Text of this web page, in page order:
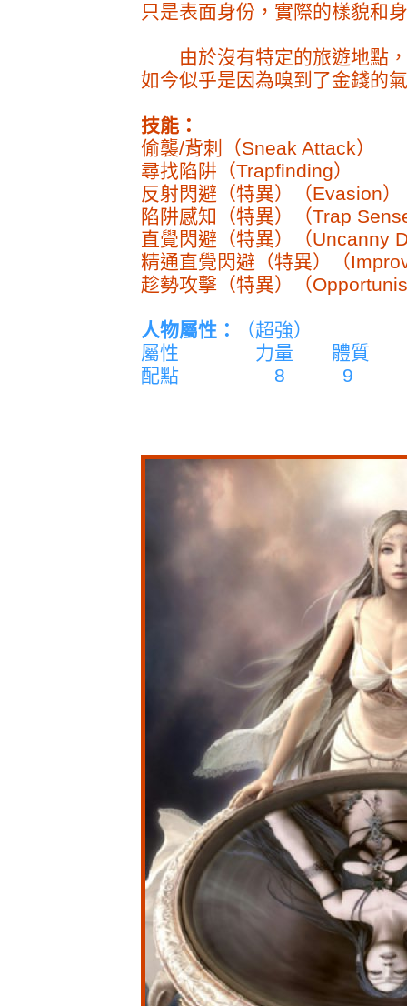
只是表面身份，實際的樣貌和
由於沒有特定的旅遊地點，
如今似乎是因為嗅到了金錢的
技能：
偷襲/背刺（Sneak Attack）
尋找陷阱（Trapfinding）
反射閃避（特異）（Evasion）
陷阱感知（特異）（Trap
直覺閃避（特異）（Uncanny
精通直覺閃避（特異）（
趁勢攻擊（特異）（
人物屬性：
（超強）
屬性 力量 體質
配點 8 9